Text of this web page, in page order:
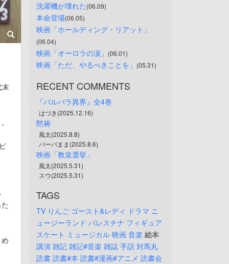
末
洗濯機が壊れた(06.09)
本命登場(06.05)
映画「ホールディング・リアット」
(06.04)
映画「オーロラの涙」 (06.01)
映画「ただ、やるべきことを」 (05.31)
RECENT COMMENTS
『バルバラ異界』全4巻
はづき(2025.12.16)
黙祷
風太(2025.8.8)
バーバまま(2025.8.6)
映画「教皇選挙」
風太(2025.5.31)
スウ(2025.5.31)
TAGS
TV りんご ゴースト&レディ ドラマ ニ
ュージーランド パレスチナ フィギュア
スケート ミュージカル 映画 音楽 絵本
講演 雑記 雑記#音楽 雑誌 手話 対馬丸
読書 読書#本 読書#漫画#アニメ 読書会